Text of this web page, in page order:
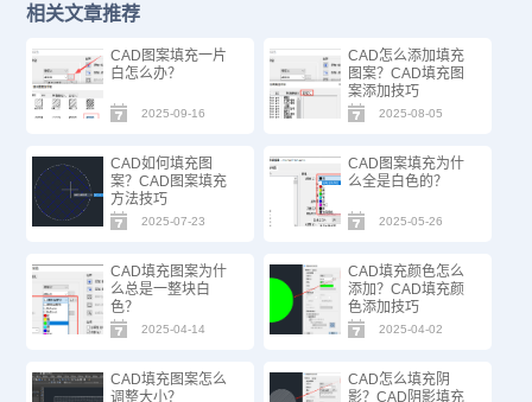
相关文章推荐
CAD图案填充一片
白怎么办？
2025-09-16
CAD怎么添加填充
图案？CAD填充图
案添加技巧
2025-08-05
CAD如何填充图
案？CAD图案填充
方法技巧
2025-07-23
CAD图案填充为什
么全是白色的？
2025-05-26
CAD填充图案为什
么总是一整块白
色？
2025-04-14
CAD填充颜色怎么
添加？CAD填充颜
色添加技巧
2025-04-02
CAD填充图案怎么
调整大小？
CAD怎么填充阴
影？CAD阴影填充